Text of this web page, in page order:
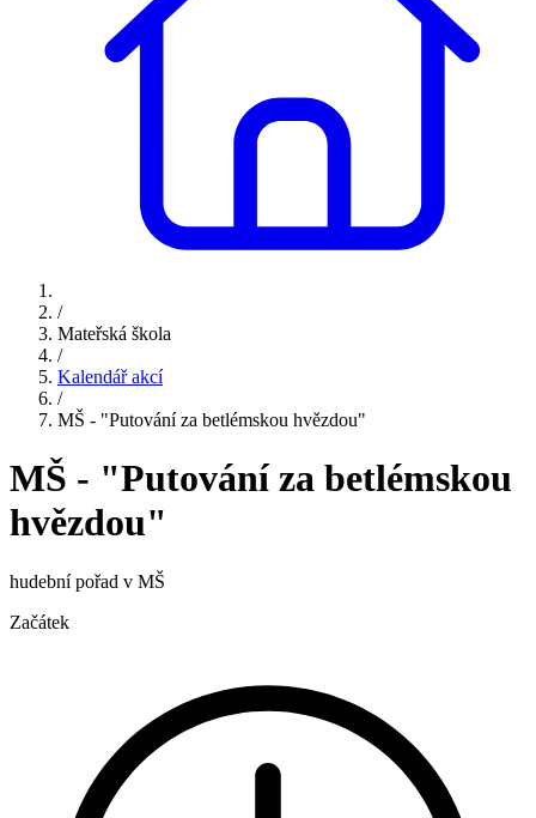
/
Mateřská škola
/
Kalendář akcí
/
MŠ - "Putování za betlémskou hvězdou"
MŠ - "Putování za betlémskou
hvězdou"
hudební pořad v MŠ
Začátek